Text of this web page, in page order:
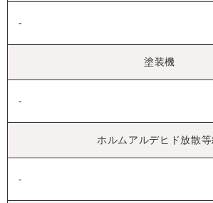
-
塗装機
-
ホルムアルデヒド放散等
-